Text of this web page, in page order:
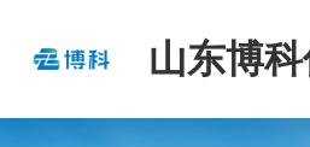
山东博